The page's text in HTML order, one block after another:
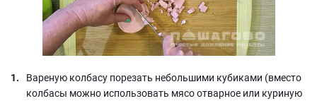
Вареную колбасу порезать небольшими кубиками (вместо
колбасы можно использовать мясо отварное или куриную